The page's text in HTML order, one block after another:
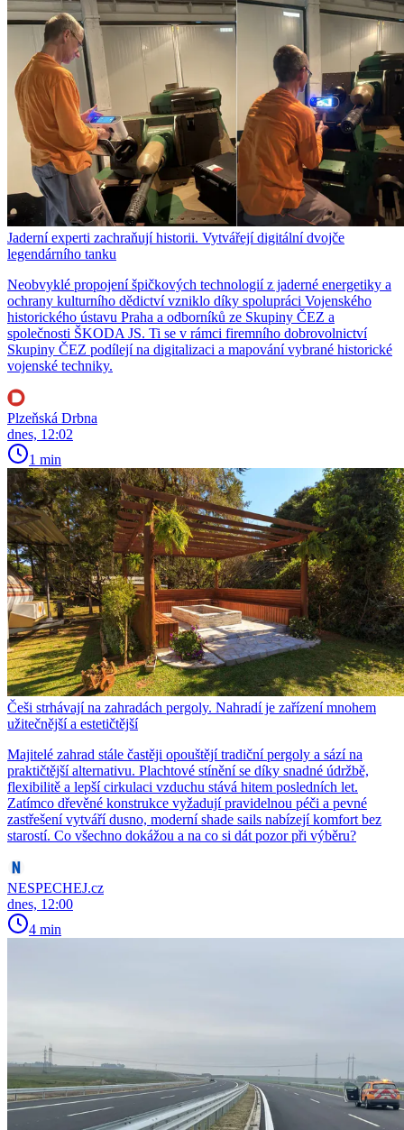
Jaderní experti zachraňují historii. Vytvářejí digitální dvojče
legendárního tanku
Neobvyklé propojení špičkových technologií z jaderné energetiky a
ochrany kulturního dědictví vzniklo díky spolupráci Vojenského
historického ústavu Praha a odborníků ze Skupiny ČEZ a
společnosti ŠKODA JS. Ti se v rámci firemního dobrovolnictví
Skupiny ČEZ podílejí na digitalizaci a mapování vybrané historické
vojenské techniky.
Plzeňská Drbna
dnes, 12:02
1 min
Češi strhávají na zahradách pergoly. Nahradí je zařízení mnohem
užitečnější a estetičtější
Majitelé zahrad stále častěji opouštějí tradiční pergoly a sází na
praktičtější alternativu. Plachtové stínění se díky snadné údržbě,
flexibilitě a lepší cirkulaci vzduchu stává hitem posledních let.
Zatímco dřevěné konstrukce vyžadují pravidelnou péči a pevné
zastřešení vytváří dusno, moderní shade sails nabízejí komfort bez
starostí. Co všechno dokážou a na co si dát pozor při výběru?
NESPECHEJ.cz
dnes, 12:00
4 min